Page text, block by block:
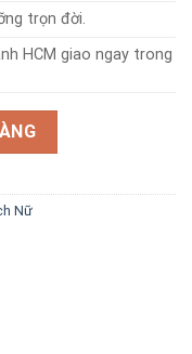
trọn đời.
HCM giao ngay trong
Nữ